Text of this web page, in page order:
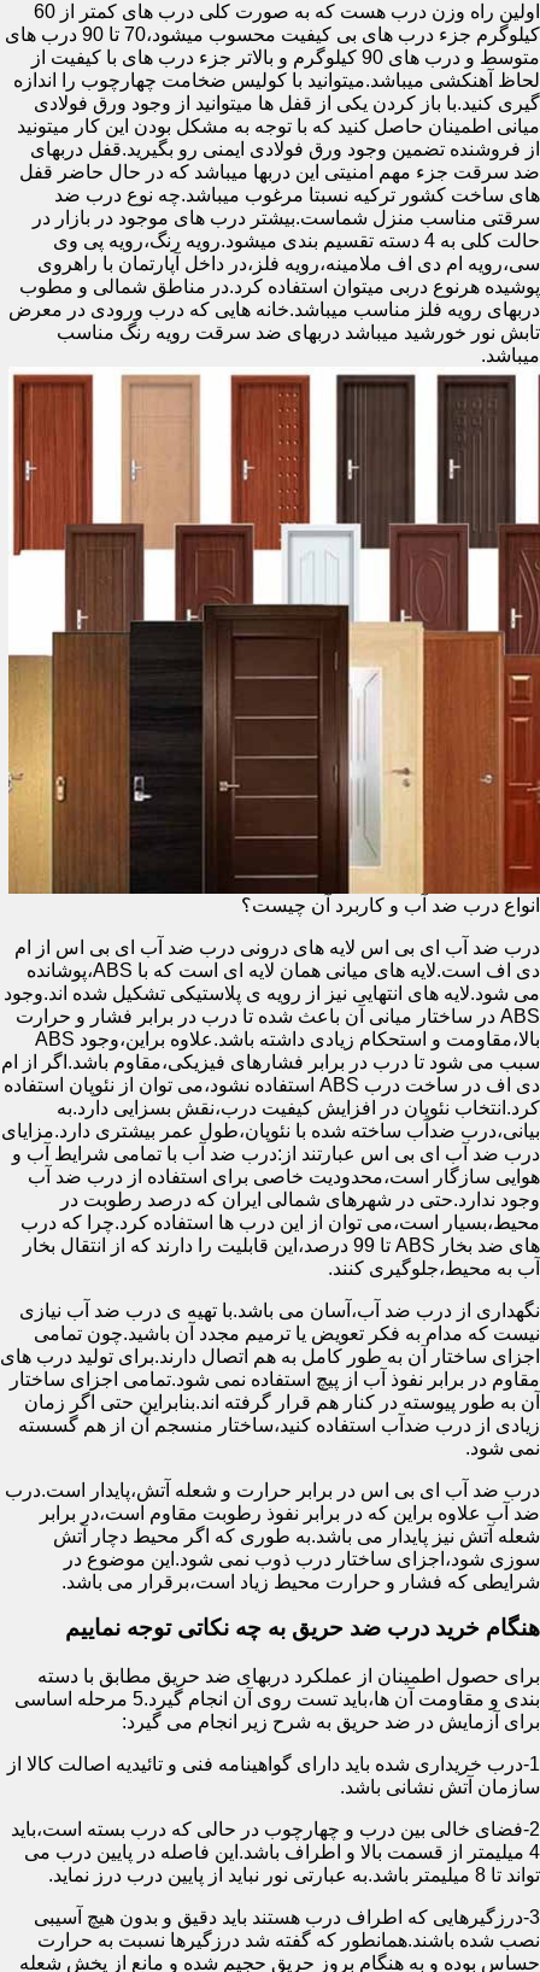
اولین راه وزن درب هست که به صورت کلی درب های کمتر از 60
کیلوگرم جزء درب های بی کیفیت محسوب میشود،70 تا 90 درب های
متوسط و درب های 90 کیلوگرم و بالاتر جزء درب های با کیفیت از
لحاظ آهنکشی میباشد.میتوانید با کولیس ضخامت چهارچوب را اندازه
گیری کنید.با باز کردن یکی از قفل ها میتوانید از وجود ورق فولادی
میانی اطمینان حاصل کنید که با توجه به مشکل بودن این کار میتونید
از فروشنده تضمین وجود ورق فولادی ایمنی رو بگیرید.قفل دربهای
ضد سرقت جزء مهم امنیتی این دربها میباشد که در حال حاضر قفل
های ساخت کشور ترکیه نسبتا مرغوب میباشد.چه نوع درب ضد
سرقتی مناسب منزل شماست.بیشتر درب های موجود در بازار در
حالت کلی به 4 دسته تقسیم بندی میشود.رویه رنگ،رویه پی وی
سی،رویه ام دی اف ملامینه،رویه فلز،در داخل آپارتمان با راهروی
پوشیده هرنوع دربی میتوان استفاده کرد.در مناطق شمالی و مطوب
دربهای رویه فلز مناسب میباشد.خانه هایی که درب ورودی در معرض
تابش نور خورشید میباشد دربهای ضد سرقت رویه رنگ مناسب
میباشد.
انواع درب ضد آب و کاربرد آن چیست؟
درب ضد آب ای بی اس لایه های درونی درب ضد آب ای بی اس از ام
دی اف است.لایه های میانی همان لایه ای است که با ABS،پوشانده
می شود.لایه های انتهایی نیز از رویه ی پلاستیکی تشکیل شده اند.وجود
ABS در ساختار میانی آن باعث شده تا درب در برابر فشار و حرارت
بالا،مقاومت و استحکام زیادی داشته باشد.علاوه براین،وجود ABS
سبب می شود تا درب در برابر فشارهای فیزیکی،مقاوم باشد.اگر از ام
دی اف در ساخت درب ABS استفاده نشود،می توان از نئوپان استفاده
کرد.انتخاب نئوپان در افزایش کیفیت درب،نقش بسزایی دارد.به
بیانی،درب ضدآب ساخته شده با نئوپان،طول عمر بیشتری دارد.مزایای
درب ضد آب ای بی اس عبارتند از:درب ضد آب با تمامی شرایط آب و
هوایی سازگار است،محدودیت خاصی برای استفاده از درب ضد آب
وجود ندارد.حتی در شهرهای شمالی ایران که درصد رطوبت در
محیط،بسیار است،می توان از این درب ها استفاده کرد.چرا که درب
های ضد بخار ABS تا 99 درصد،این قابلیت را دارند که از انتقال بخار
آب به محیط،جلوگیری کنند.
نگهداری از درب ضد آب،آسان می باشد.با تهیه ی درب ضد آب نیازی
نیست که مدام به فکر تعویض یا ترمیم مجدد آن باشید.چون تمامی
اجزای ساختار آن به طور کامل به هم اتصال دارند.برای تولید درب های
مقاوم در برابر نفوذ آب از پیچ استفاده نمی شود.تمامی اجزای ساختار
آن به طور پیوسته در کنار هم قرار گرفته اند.بنابراین حتی اگر زمان
زیادی از درب ضدآب استفاده کنید،ساختار منسجم آن از هم گسسته
نمی شود.
درب ضد آب ای بی اس در برابر حرارت و شعله آتش،پایدار است.درب
ضد آب علاوه براین که در برابر نفوذ رطوبت مقاوم است،در برابر
شعله آتش نیز پایدار می باشد.به طوری که اگر محیط دچار آتش
سوزی شود،اجزای ساختار درب ذوب نمی شود.این موضوع در
شرایطی که فشار و حرارت محیط زیاد است،برقرار می باشد.
هنگام خرید درب ضد حریق به چه نکاتی توجه نماییم
برای حصول اطمینان از عملکرد دربهای ضد حریق مطابق با دسته
بندی و مقاومت آن ها،باید تست روی آن انجام گیرد.5 مرحله اساسی
برای آزمایش در ضد حریق به شرح زیر انجام می گیرد:
1-درب خریداری شده باید دارای گواهینامه فنی و تائیدیه اصالت کالا از
سازمان آتش نشانی باشد.
2-فضای خالی بین درب و چهارچوب در حالی که درب بسته است،باید
4 میلیمتر از قسمت بالا و اطراف باشد.این فاصله در پایین درب می
تواند تا 8 میلیمتر باشد.به عبارتی نور نباید از پایین درب درز نماید.
3-درزگیرهایی که اطراف درب هستند باید دقیق و بدون هیچ آسیبی
نصب شده باشند.همانطور که گفته شد درزگیرها نسبت به حرارت
حساس بوده و به هنگام بروز حریق حجیم شده و مانع از پخش شعله